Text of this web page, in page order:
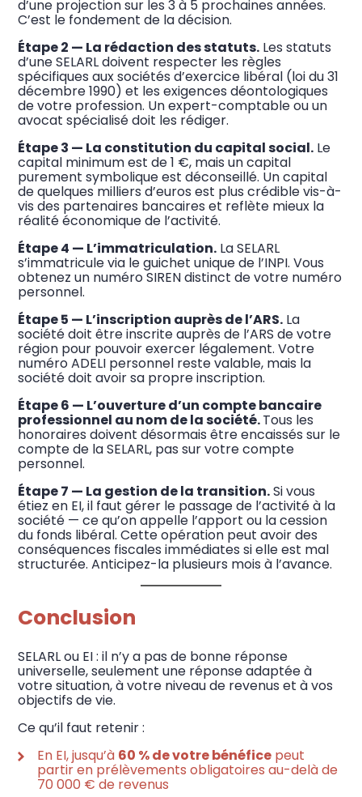
d’une projection sur les 3 à 5 prochaines années.
C’est le fondement de la décision.
Étape 2 — La rédaction des statuts. Les statuts
d’une SELARL doivent respecter les règles
spécifiques aux sociétés d’exercice libéral (loi du 31
décembre 1990) et les exigences déontologiques
de votre profession. Un expert-comptable ou un
avocat spécialisé doit les rédiger.
Étape 3 — La constitution du capital social. Le
capital minimum est de 1 €, mais un capital
purement symbolique est déconseillé. Un capital
de quelques milliers d’euros est plus crédible vis-à-
vis des partenaires bancaires et reflète mieux la
réalité économique de l’activité.
Étape 4 — L’immatriculation. La SELARL
s’immatricule via le guichet unique de l’INPI. Vous
obtenez un numéro SIREN distinct de votre numéro
personnel.
Étape 5 — L’inscription auprès de l’ARS. La
société doit être inscrite auprès de l’ARS de votre
région pour pouvoir exercer légalement. Votre
numéro ADELI personnel reste valable, mais la
société doit avoir sa propre inscription.
Étape 6 — L’ouverture d’un compte bancaire
professionnel au nom de la société.Tous les
honoraires doivent désormais être encaissés sur le
compte de la SELARL, pas sur votre compte
personnel.
Étape 7 — La gestion de la transition.Si vous
étiez en EI, il faut gérer le passage de l’activité à la
société — ce qu’on appelle l’apport ou la cession
du fonds libéral. Cette opération peut avoir des
conséquences fiscales immédiates si elle est mal
structurée. Anticipez-la plusieurs mois à l’avance.
Conclusion
SELARL ou EI : il n’y a pas de bonne réponse
universelle, seulement une réponse adaptée à
votre situation, à votre niveau de revenus et à vos
objectifs de vie.
Ce qu’il faut retenir :
En EI, jusqu’à 60 % de votre bénéfice peut
partir en prélèvements obligatoires au-delà de
70 000 € de revenus